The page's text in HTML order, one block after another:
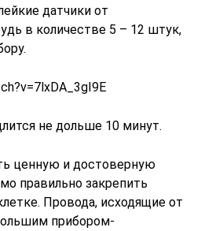
датчики от
в количестве 5 – 12 штук,
не дольше 10 минут.
ценную и достоверную
правильно закрепить
Провода, исходящие от
прибором-